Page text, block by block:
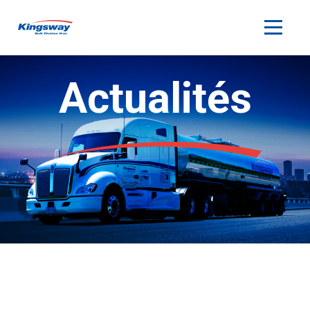
Actualités